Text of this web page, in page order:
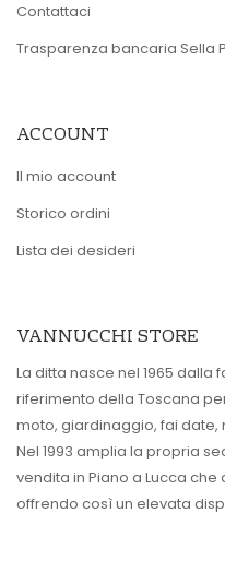
Contattaci
Trasparenza bancaria Sella
ACCOUNT
Il mio account
Storico ordini
Lista dei desideri
VANNUCCHI STORE
La ditta nasce nel 1965
riferimento della Toscana
moto, giardinaggio, fai
Nel 1993 amplia la propria
vendita in Piano a Lucca
offrendo così un elevata